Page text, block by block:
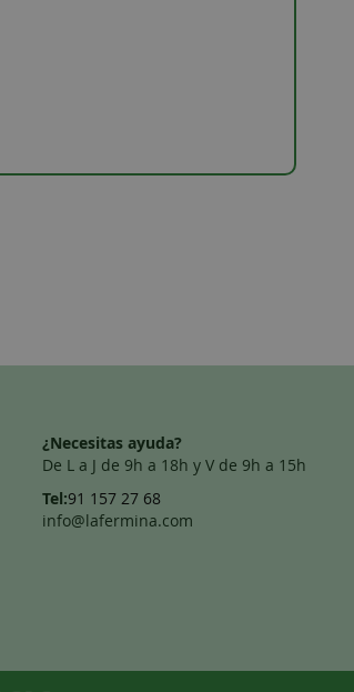
¿Necesitas ayuda?
De L a J de 9h a 18h y V de 9h a 15h
Tel:91 157 27 68
info@lafermina.com